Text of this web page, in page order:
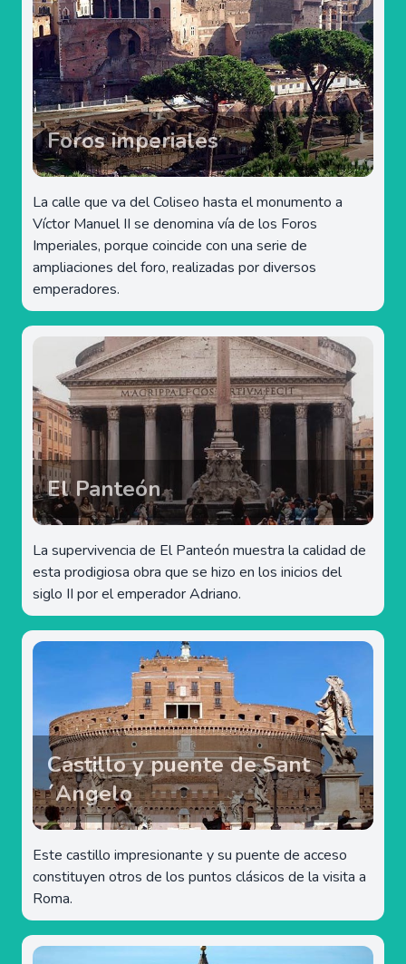
Foros imperiales
La calle que va del Coliseo hasta el monumento a
Víctor Manuel II se denomina vía de los Foros
Imperiales, porque coincide con una serie de
ampliaciones del foro, realizadas por diversos
emperadores.
El Panteón
La supervivencia de El Panteón muestra la calidad de
esta prodigiosa obra que se hizo en los inicios del
siglo II por el emperador Adriano.
Castillo y puente de Sant
´Angelo
Este castillo impresionante y su puente de acceso
constituyen otros de los puntos clásicos de la visita a
Roma.